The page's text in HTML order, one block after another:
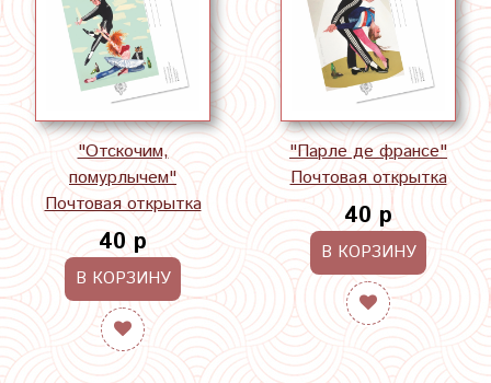
"Отскочим,
помурлычем"
Почтовая открытка
40 р
В КОРЗИНУ
"Парле де франсе"
Почтовая открытка
40 р
В КОРЗИНУ